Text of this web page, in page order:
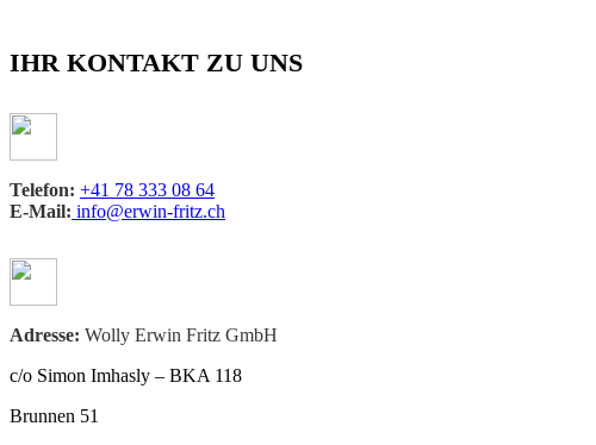
IHR KONTAKT ZU UNS
Telefon: +41 78 333 08 64
E-Mail: info@erwin-fritz.ch
Adresse: Wolly Erwin Fritz GmbH
c/o Simon Imhasly – BKA 118
Brunnen 51